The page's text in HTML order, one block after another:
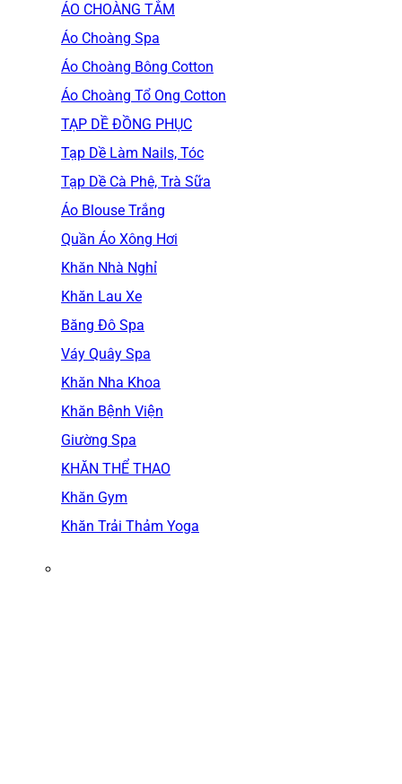
ÁO CHOÀNG TẮM
Áo Choàng Spa
Áo Choàng Bông Cotton
Áo Choàng Tổ Ong Cotton
TẠP DỀ ĐỒNG PHỤC
Tạp Dề Làm Nails, Tóc
Tạp Dề Cà Phê, Trà Sữa
Áo Blouse Trắng
Quần Áo Xông Hơi
Khăn Nhà Nghỉ
Khăn Lau Xe
Băng Đô Spa
Váy Quây Spa
Khăn Nha Khoa
Khăn Bệnh Viện
Giường Spa
KHĂN THỂ THAO
Khăn Gym
Khăn Trải Thảm Yoga